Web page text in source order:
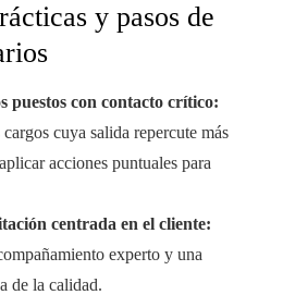
y pasos de
puestos con contacto crítico:
cuya salida repercute más
acciones puntuales para
centrada en el cliente:
experto y una
de la calidad.